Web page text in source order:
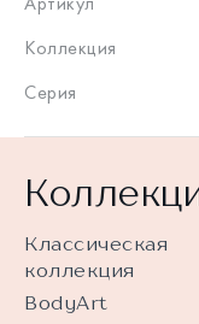
Коллекция
Серия
Классическая
коллекция
BodyArt